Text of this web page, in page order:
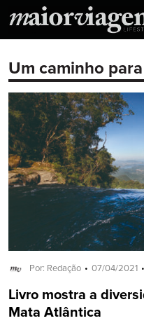
Um caminho
Por: Redação 07/04/2021
Livro mostra a
Mata Atlântica